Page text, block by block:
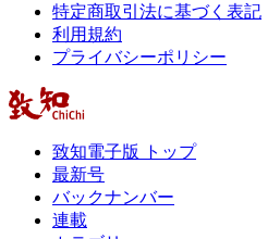
特定商取引法に基づく表記
利用規約
プライバシーポリシー
致知電子版 トップ
最新号
バックナンバー
連載